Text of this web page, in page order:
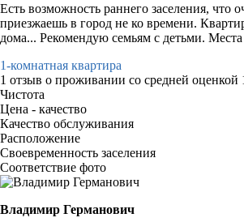
Есть возможность раннего заселения, что
приезжаешь в город не ко времени.
дома... Рекомендую семьям с детьми. Места
1-комнатная квартира
1 отзыв о проживании со средней оценкой
Чистота
Цена - качество
Качество обслуживания
Расположение
Своевременность заселения
Соответствие фото
Владимир Германович